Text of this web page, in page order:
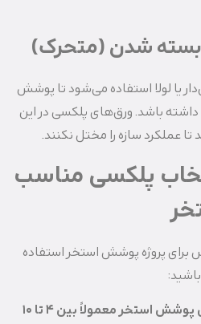
شدن (متحرک)
یا لولا استفاده می‌شود تا پوشش
داشته باشد. ورق‌های پلکسی در این
تا عملکرد سازه را مختل نکنند.
پلکسی مناسب
برای پروژه پوشش استخر استفاده
ضخامت پیشنهادی برای پوشش استخر معمولاً بین ۴ تا ۱۰